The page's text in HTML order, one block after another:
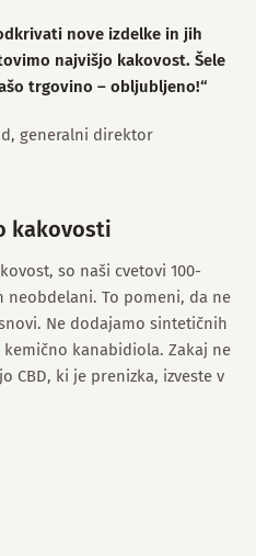
nove izdelke in jih
najvišjo kakovost. Šele
trgovino – obljubljeno!“
generalni direktor
kakovosti
so naši cvetovi 100-
To pomeni, da ne
Ne dodajamo sintetičnih
kanabidiola. Zakaj ne
CBD, ki je prenizka, izveste v